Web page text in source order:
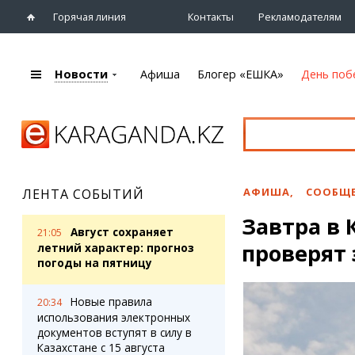
Горячая линия Контакты Рекламодателям
Караганды
eTV
Рассылка новостей
Персоны
Афиша
Театры
Спорт
Выставки
Цирк и зоопарк
Блогер «ЕШКА»
Лента блогера
Web-камеры
Новости Афиша Блогер «ЕШКА» День
ЛЕНТА СОБЫТИЙ
21:05
Август сохраняет
летний характер: прогноз
погоды на пятницу
20:34
Новые правила
использования электронных
документов вступят в силу в
Казахстане с 15 августа
АФИША,
Завтра в